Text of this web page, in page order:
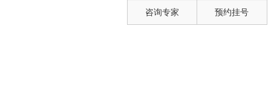
咨询专家 预约挂号